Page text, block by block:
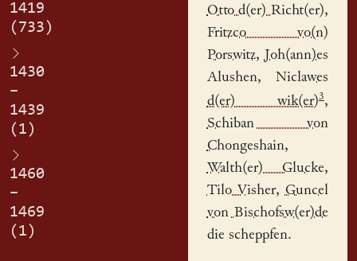
1419
(733)
1430
–
1439
(1)
1460
–
1469
(1)
Otto d(er) Richt(er),
Fritzco vo(n)
Porswitz, Joh(ann)es
Alushen, Niclawes
d(er) wik(er)3,
Schiban von
Chongeshain,
Walth(er) Glucke,
Tilo Visher,Guncel
von Bischofsw(er)de
die scheppfen.